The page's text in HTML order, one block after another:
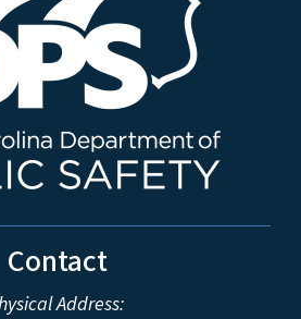
Contact
Address: